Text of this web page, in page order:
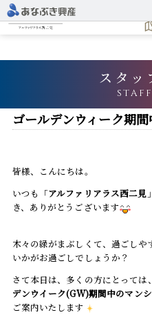
スタッ
ゴールデンウィーク期
皆様、こんにちは。
いつも「アルファリアラス西二見
き、ありがとうございます
木々の緑がまぶしくて、過ごしや
いかがお過ごしでしょうか？
さて本日は、多くの方にとっては、
デンウイーク(GW)期間中のマン
ご案内いたします